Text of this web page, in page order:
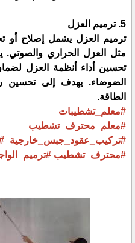
5. ترميم العزل
ترميم العزل يشمل إصلاح أو
مثل العزل الحراري والصوتي.
تحسين أداء أنظمة العزل
الضوضاء. يهدف إلى تحسين
الطاقة.
#معلم_تشطيبات
#معلم_محترف_تشطيب
#تركيب_عقود_جبس_خارجية
#محترف_تشطيب